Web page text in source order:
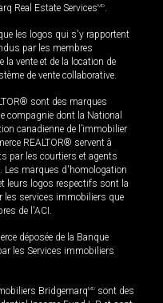
Real Estate ServicesMD.
les logos qui s'y rapportent
par les membres
la vente et de la location de
de vente collaborative.
sont des marques
compagnie dont la National
canadienne de l’immobilier
REALTOR® servent à
par les courtiers et agents
Les marques d'homologation
leurs logos respectifs sont la
les services immobiliers que
de l'ACI.
déposée de la Banque
les Services immobiliers
BridgemarqMD sont des